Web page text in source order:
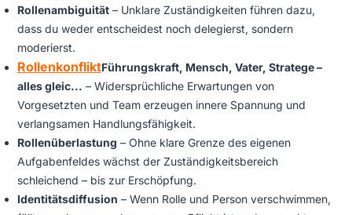
Rollenambiguität– Unklare Zuständigkeiten führen dazu,
dass du weder entscheidest noch delegierst, sondern
moderierst.
RollenkonfliktFührungskraft, Mensch, Vater, Stratege –
alles gleic... – Widersprüchliche Erwartungen von
Vorgesetzten und Team erzeugen innere Spannung und
verlangsamen Handlungsfähigkeit.
Rollenüberlastung – Ohne klare Grenze des eigenen
Aufgabenfeldes wächst der Zuständigkeitsbereich
schleichend – bis zur Erschöpfung.
Identitätsdiffusion – Wenn Rolle und Person verschwimmen,